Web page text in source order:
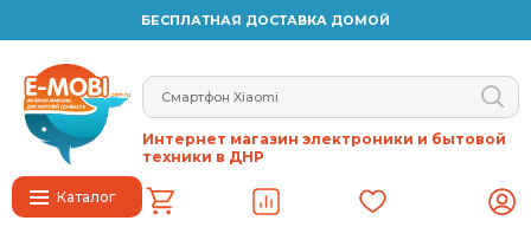
БЕСПЛАТНАЯ ДОСТАВКА ДОМОЙ
Каталог
Интернет магазин электроники и бытовой
техники в ДНР